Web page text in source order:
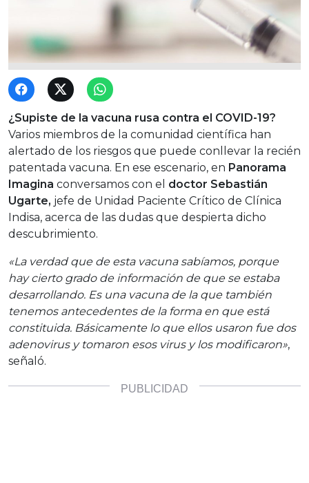
¿Supiste de la vacuna rusa contra el COVID-19?
Varios miembros de la comunidad científica han
alertado de los riesgos que puede conllevar la recién
patentada vacuna. En ese escenario, en Panorama
Imagina conversamos con el doctor Sebastián
Ugarte, jefe de Unidad Paciente Crítico de Clínica
Indisa, acerca de las dudas que despierta dicho
descubrimiento.
«La verdad que de esta vacuna sabíamos, porque
hay cierto grado de información de que se estaba
desarrollando. Es una vacuna de la que también
tenemos antecedentes de la forma en que está
constituida. Básicamente lo que ellos usaron fue dos
adenovirus y tomaron esos virus y los modificaron»,
señaló.